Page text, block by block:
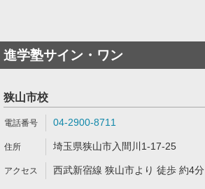
進学塾サイン・ワン
狭山市校
04-2900-8711
埼玉県狭山市入間川1-17-25
西武新宿線 狭山市より 徒歩 約4分